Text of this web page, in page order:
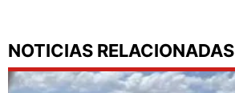
NOTICIAS RELACIONADAS